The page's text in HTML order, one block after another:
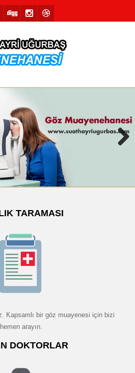
TARAMASI
Kapsamlı bir göz muayenesi için bizi
hemen arayın.
DOKTORLAR